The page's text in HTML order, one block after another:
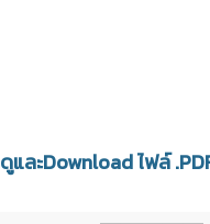
ดูและDownload ไฟล์